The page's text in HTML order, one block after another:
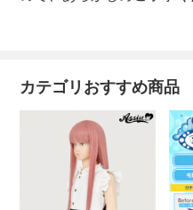
カテゴリおすすめ商品